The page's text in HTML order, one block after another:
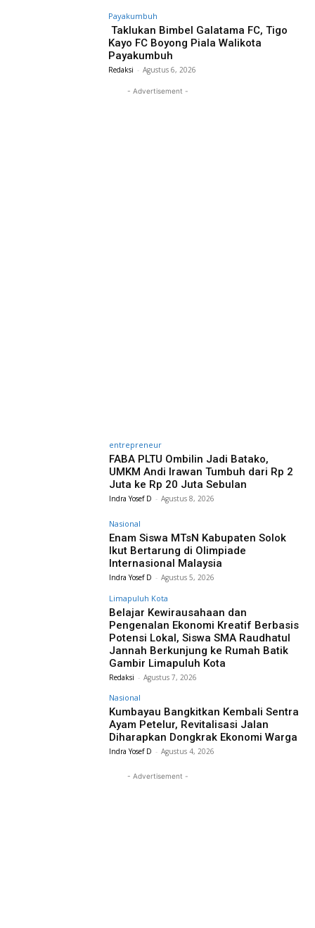
Payakumbuh
Taklukan Bimbel Galatama FC, Tigo
Kayo FC Boyong Piala Walikota
Payakumbuh
Redaksi - Agustus 6, 2026
- Advertisement -
entrepreneur
FABA PLTU Ombilin Jadi Batako,
UMKM Andi Irawan Tumbuh dari Rp 2
Juta ke Rp 20 Juta Sebulan
Indra Yosef D - Agustus 8, 2026
Nasional
Enam Siswa MTsN Kabupaten Solok
Ikut Bertarung di Olimpiade
Internasional Malaysia
Indra Yosef D - Agustus 5, 2026
Limapuluh Kota
Belajar Kewirausahaan dan
Pengenalan Ekonomi Kreatif Berbasis
Potensi Lokal, Siswa SMA Raudhatul
Jannah Berkunjung ke Rumah Batik
Gambir Limapuluh Kota
Redaksi - Agustus 7, 2026
Nasional
Kumbayau Bangkitkan Kembali Sentra
Ayam Petelur, Revitalisasi Jalan
Diharapkan Dongkrak Ekonomi Warga
Indra Yosef D - Agustus 4, 2026
- Advertisement -